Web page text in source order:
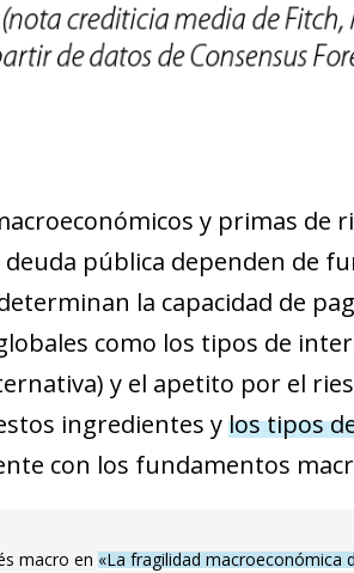
y primas de
pública dependen de
la capacidad de
como los tipos de
y el apetito por el
ingredientes ylos tipos
con los fundamentos
macro en «La fragilidad macroeconómica